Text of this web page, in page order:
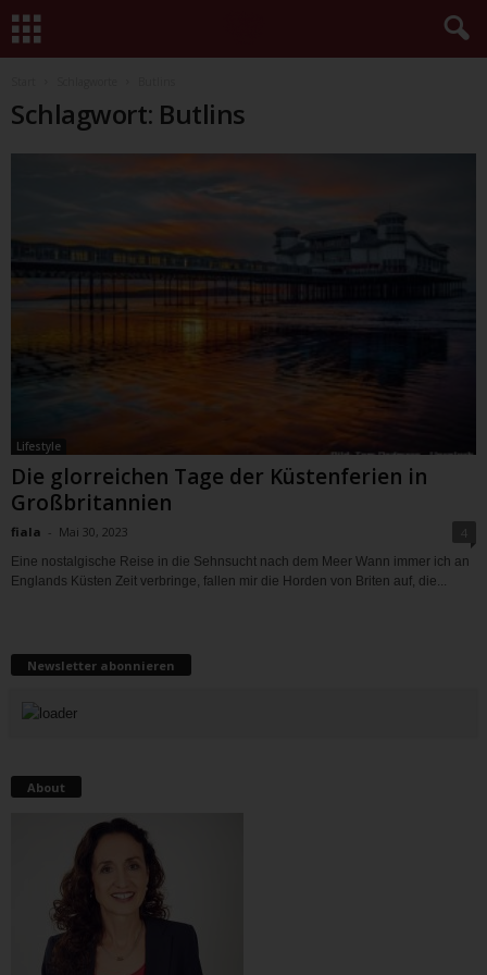
Schlagwort: Butlins
Lifestyle
Die glorreichen Tage der Küstenferien in
Großbritannien
fiala - Mai 30, 2023 4
Eine nostalgische Reise in die Sehnsucht nach dem Meer Wann immer ich an
Englands Küsten Zeit verbringe, fallen mir die Horden von Briten auf, die...
Newsletter abonnieren
About